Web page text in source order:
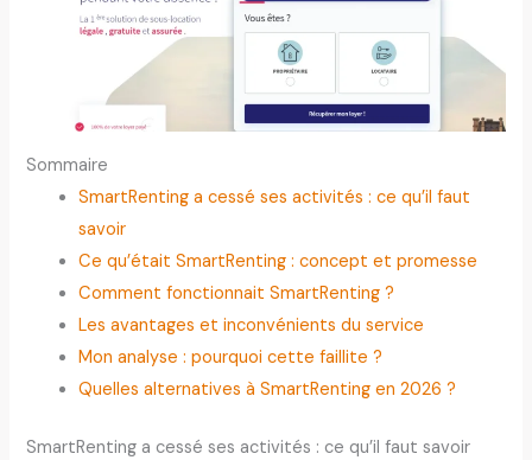
Sommaire
SmartRenting a cessé ses activités : ce qu’il faut
savoir
Ce qu’était SmartRenting : concept et promesse
Comment fonctionnait SmartRenting ?
Les avantages et inconvénients du service
Mon analyse : pourquoi cette faillite ?
Quelles alternatives à SmartRenting en 2026 ?
SmartRenting a cessé ses activités : ce qu’il faut savoir